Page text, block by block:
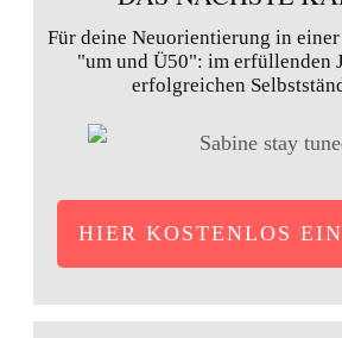
Für deine Neuorientierung in
"um und Ü50": im erfüllenden
erfolgreichen
HIER KOSTENLOS